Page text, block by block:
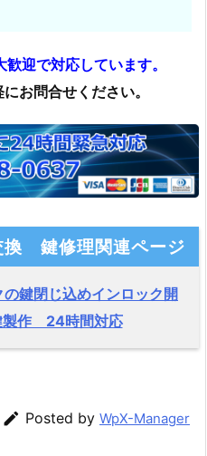
迎で対応しています。
お問合せください。
鍵修理関連ページ
鍵閉じ込めインロック開
作 24時間対応
 Posted by WpX-Manager